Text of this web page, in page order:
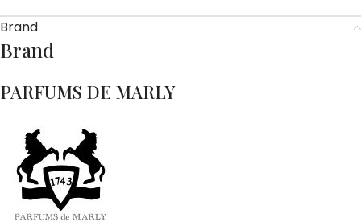
Brand
Brand
PARFUMS DE MARLY